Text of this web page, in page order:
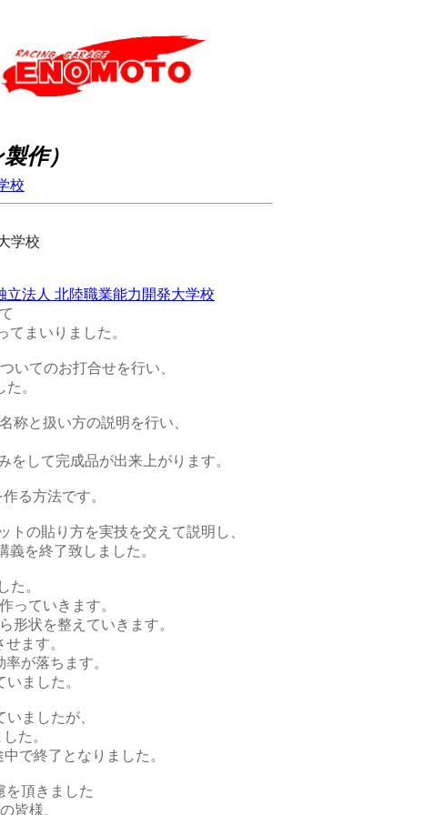
作）
校
学校
立法人 北陸職業能力開発大学校
まいりました。
いてのお打合せを行い、
。
称と扱い方の説明を行い、
をして完成品が出来上がります。
る方法です。
の貼り方を実技を交えて説明し、
を終了致しました。
た。
っていきます。
形状を整えていきます。
ます。
が落ちます。
ました。
ましたが、
た。
で終了となりました。
を頂きました
皆様、